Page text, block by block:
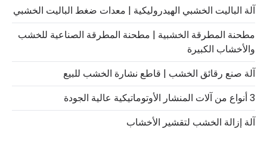
آلة الباليت الخشبي الهيدروليكية | معدات ضغط الباليت الخشبي
مطحنة المطرقة الخشبية | مطحنة المطرقة الصناعية للخشب
والأخشاب الكبيرة
آلة صنع رقائق الخشب | قاطع نشارة الخشب للبيع
3 أنواع من آلات المنشار الأوتوماتيكية عالية الجودة
آلة إزالة الخشب لتقشير الأخشاب